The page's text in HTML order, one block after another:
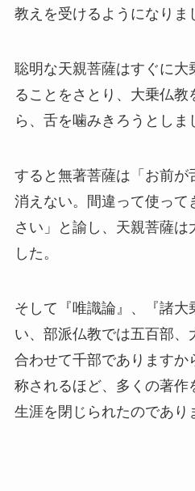
教えを受けるようになりま
聡明な天親菩薩はすぐに大
ることをさとり、大乗仏教
ら、舌を噛みきろうとしま
すると無著菩薩は「お前が
消えない。間違って使って
さい」と諭し、天親菩薩は
した。
そして『唯識論』、『諸大
い、部派仏教では五百部、
合わせて千部でありますか
称されるほど、多くの著作
生涯を閉じられたのであり